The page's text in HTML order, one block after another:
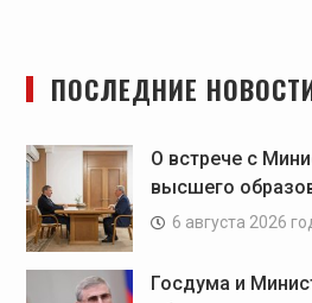
ПОСЛЕДНИЕ
О встрече с
высшего
6 августа 2026
Госдума и